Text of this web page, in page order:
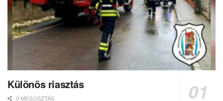
Különös riasztás
0 MEGOSZTÁS